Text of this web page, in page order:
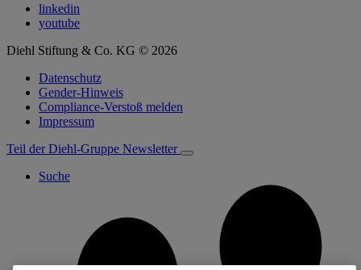
linkedin
youtube
Diehl Stiftung & Co. KG © 2026
Datenschutz
Gender-Hinweis
Compliance-Verstoß melden
Impressum
Teil der Diehl-Gruppe Newsletter
Suche